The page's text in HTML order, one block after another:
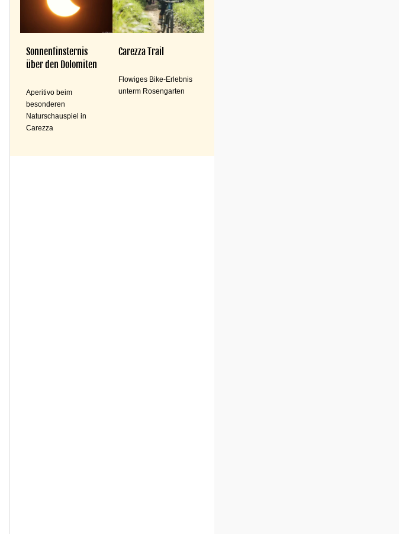
Sonnenfinsternis
über den Dolomiten
Aperitivo beim
besonderen
Naturschauspiel in
Carezza
Carezza Trail
Flowiges Bike-Erlebnis
unterm Rosengarten